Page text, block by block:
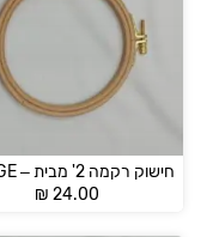
חישוק רקמה 2' מבית – NURGE
₪ 24.00